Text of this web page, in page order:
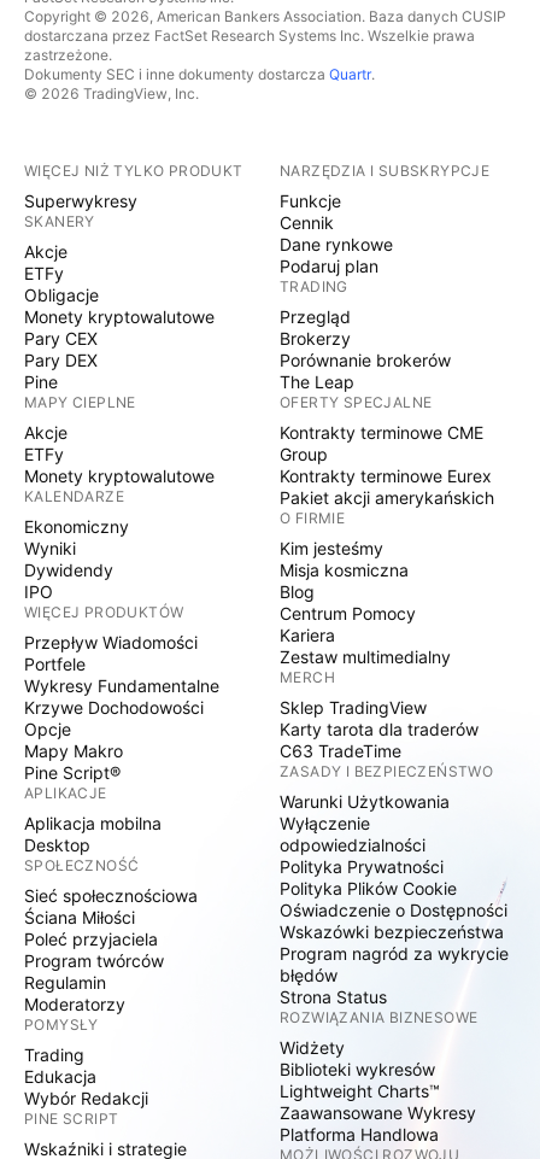
Copyright © 2026, American Bankers Association. Baza danych CUSIP
dostarczana przez FactSet Research Systems Inc. Wszelkie prawa
zastrzeżone.
Dokumenty SEC i inne dokumenty dostarcza Quartr.
© 2026 TradingView, Inc.
WIĘCEJ NIŻ TYLKO PRODUKT
Superwykresy
SKANERY
Akcje
ETFy
Obligacje
Monety kryptowalutowe
Pary CEX
Pary DEX
Pine
MAPY CIEPLNE
Akcje
ETFy
Monety kryptowalutowe
KALENDARZE
Ekonomiczny
Wyniki
Dywidendy
IPO
WIĘCEJ PRODUKTÓW
Przepływ Wiadomości
Portfele
Wykresy Fundamentalne
Krzywe Dochodowości
Opcje
Mapy Makro
Pine Script®
APLIKACJE
Aplikacja mobilna
Desktop
SPOŁECZNOŚĆ
Sieć społecznościowa
Ściana Miłości
Poleć przyjaciela
Program twórców
Regulamin
Moderatorzy
POMYSŁY
Trading
Edukacja
Wybór Redakcji
PINE SCRIPT
Wskaźniki i strategie
NARZĘDZIA I SUBSKRYPCJE
Funkcje
Cennik
Dane rynkowe
Podaruj plan
TRADING
Przegląd
Brokerzy
Porównanie brokerów
The Leap
OFERTY SPECJALNE
Kontrakty terminowe CME
Group
Kontrakty terminowe Eurex
Pakiet akcji amerykańskich
O FIRMIE
Kim jesteśmy
Misja kosmiczna
Blog
Centrum Pomocy
Kariera
Zestaw multimedialny
MERCH
Sklep TradingView
Karty tarota dla traderów
C63 TradeTime
ZASADY I BEZPIECZEŃSTWO
Warunki Użytkowania
Wyłączenie
odpowiedzialności
Polityka Prywatności
Polityka Plików Cookie
Oświadczenie o Dostępności
Wskazówki bezpieczeństwa
Program nagród za wykrycie
błędów
Strona Status
ROZWIĄZANIA BIZNESOWE
Widżety
Biblioteki wykresów
Lightweight Charts™
Zaawansowane Wykresy
Platforma Handlowa
MOŻLIWOŚCI ROZWOJU